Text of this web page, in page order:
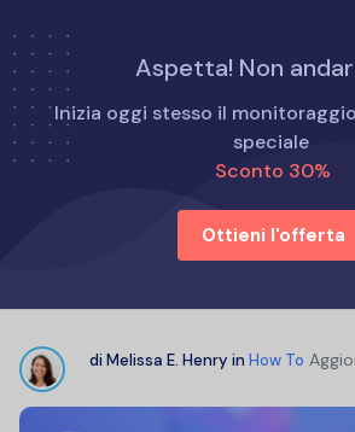
Aspetta! Non
Inizia oggi stesso il
speciale
Sconto 30%
Ottieni l'offerta
Home
Come fare per
Come trovare i messaggi nascosti su
completa
Come trovare i
di Melissa E. Henry in How To